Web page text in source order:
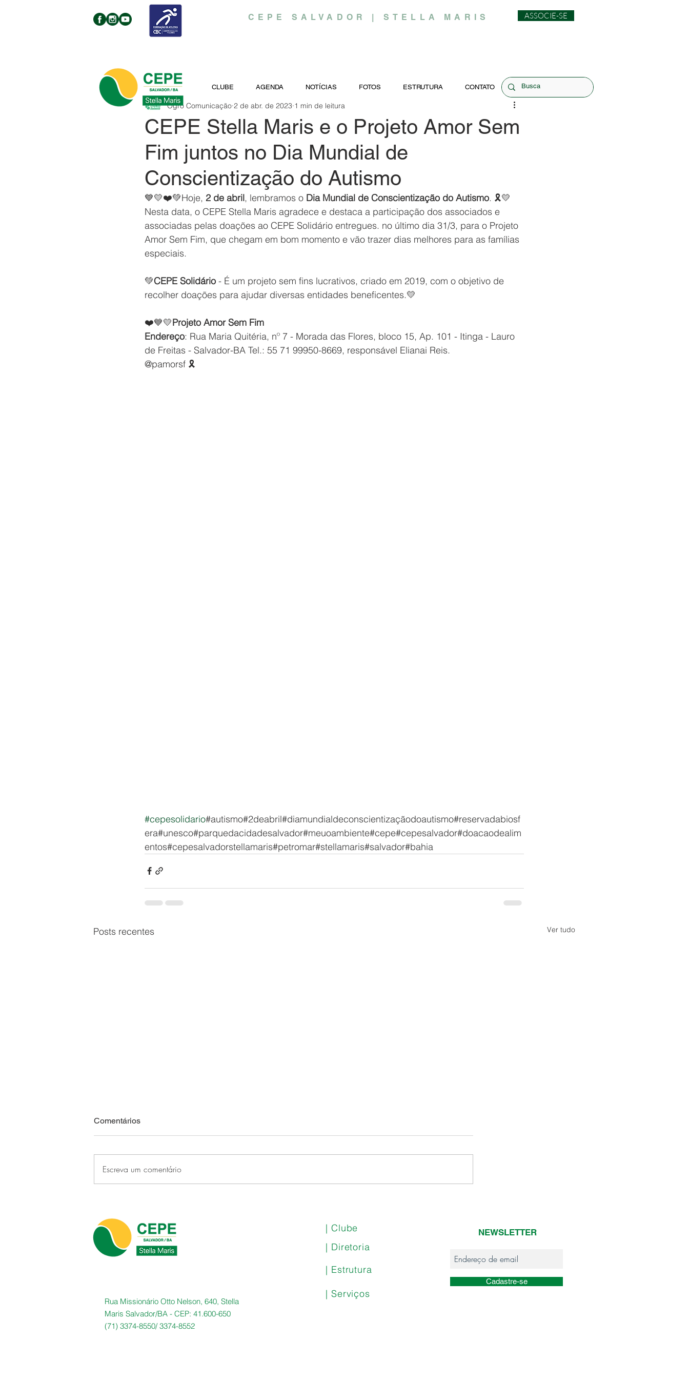
CEPE SALVADOR | STELLA MARIS ASSOCIE-SE
CEPE Stella Maris e o Projeto Amor Sem
Fim juntos no Dia Mundial de
Conscientização do Autismo
Ogro Comunicação 2 de abr. de 2023 1 min de leitura
💙💛❤️💚Hoje, 2 de abril, lembramos o Dia Mundial de Conscientização do Autismo. 🎗️💛
Nesta data, o CEPE Stella Maris agradece e destaca a participação dos associados e
associadas pelas doações ao CEPE Solidário entregues. no último dia 31/3, para o Projeto
Amor Sem Fim, que chegam em bom momento e vão trazer dias melhores para as famílias
especiais.
💚CEPE Solidário - É um projeto sem fins lucrativos, criado em 2019, com o objetivo de
recolher doações para ajudar diversas entidades beneficentes.💛
❤️💙💛Projeto Amor Sem Fim
Endereço: Rua Maria Quitéria, nº 7 - Morada das Flores, bloco 15, Ap. 101 - Itinga - Lauro
de Freitas - Salvador-BA Tel.: 55 71 99950-8669, responsável Elianai Reis.
@pamorsf 🎗️
#cepesolidario#autismo#2deabril#diamundialdeconscientizaçãodoautismo#reservadabiosf
era#unesco#parquedacidadesalvador#meuoambiente#cepe#cepesalvador#doacaodealim
entos#cepesalvadorstellamaris#petromar#stellamaris#salvador#bahia
Posts recentes Ver tudo
realizado em um clube no
Brasil
Comentários
Escreva um comentário
CLUBE AGENDA NOTÍCIAS FOTOS ESTRUTURA CONTATO
Rua Missionário Otto Nelson, 640, Stella
Maris Salvador/BA - CEP: 41.600-650
(71) 3374-8550/3374-8552
| Clube
| Diretoria
| Estrutura
| Serviços
NEWSLETTER
Cadastre-se